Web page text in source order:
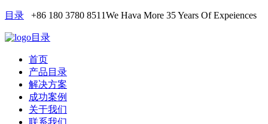
目录 +86 180 3780 8511We Hava More 35 Years Of Expeiences
目录
首页
产品目录
解决方案
成功案例
关于我们
联系我们